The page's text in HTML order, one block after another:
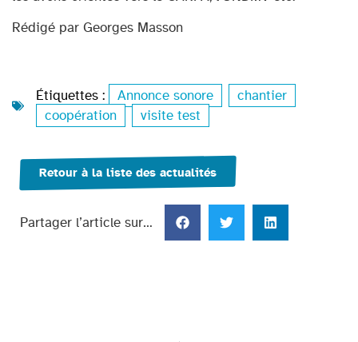
Rédigé par Georges Masson
Étiquettes : Annonce sonore chantier
coopération
visite test
Retour à la liste des actualités
Partager l’article sur…